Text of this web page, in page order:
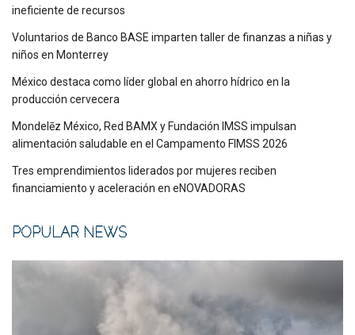
ineficiente de recursos
Voluntarios de Banco BASE imparten taller de finanzas a niñas y
niños en Monterrey
México destaca como líder global en ahorro hídrico en la
producción cervecera
Mondelēz México, Red BAMX y Fundación IMSS impulsan
alimentación saludable en el Campamento FIMSS 2026
Tres emprendimientos liderados por mujeres reciben
financiamiento y aceleración en eNOVADORAS
POPULAR NEWS